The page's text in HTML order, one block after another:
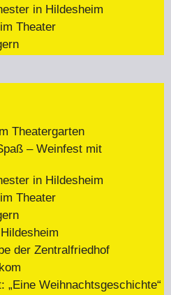
in Hildesheim
Theater
Theatergarten
– Weinfest mit
in Hildesheim
Theater
der Zentralfriedhof
„Eine Weihnachtsgeschichte“